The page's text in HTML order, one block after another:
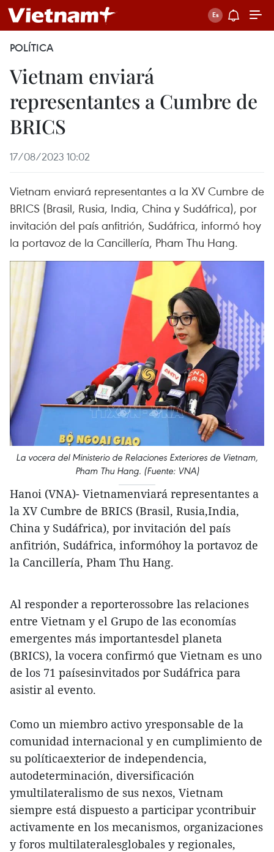
POLÍTICA
Vietnam enviará
representantes a Cumbre de
BRICS
17/08/2023 10:02
Vietnam enviará representantes a la XV Cumbre de
BRICS (Brasil, Rusia, India, China y Sudáfrica), por
invitación del país anfitrión, Sudáfrica, informó hoy
la portavoz de la Cancillería, Pham Thu Hang.
La vocera del Ministerio de Relaciones Exteriores de Vietnam,
Pham Thu Hang. (Fuente: VNA)
Hanoi (VNA)- Vietnamenviará representantes a
la XV Cumbre de BRICS (Brasil, Rusia,India,
China y Sudáfrica), por invitación del país
anfitrión, Sudáfrica, informóhoy la portavoz de
la Cancillería, Pham Thu Hang.
Al responder a reporterossobre las relaciones
entre Vietnam y el Grupo de las economías
emergentes más importantesdel planeta
(BRICS), la vocera confirmó que Vietnam es uno
de los 71 paísesinvitados por Sudáfrica para
asistir al evento.
Como un miembro activo yresponsable de la
comunidad internacional y en cumplimiento de
su políticaexterior de independencia,
autodeterminación, diversificación
ymultilateralismo de sus nexos, Vietnam
siempre está dispuesto a participar ycontribuir
activamente en los mecanismos, organizaciones
y foros multilateralesglobales y regionales,